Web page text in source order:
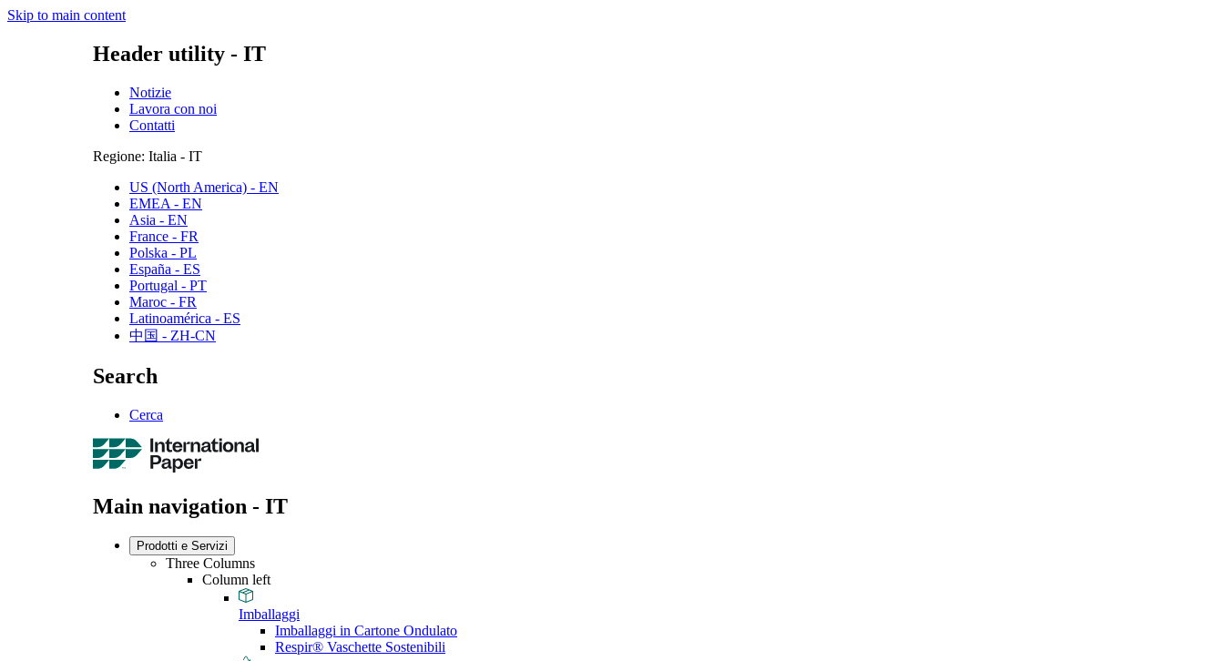
Skip to main content
Header utility - IT
Notizie
Lavora con noi
Contatti
Regione: Italia - IT
US (North America) - EN
EMEA - EN
Asia - EN
France - FR
Polska - PL
España - ES
Portugal - PT
Maroc - FR
Latinoamérica - ES
中国 - ZH-CN
Search
Cerca
Main navigation - IT
Prodotti e Servizi
Three Columns
Column left
Imballaggi
Imballaggi in Cartone Ondulato
Respir® Vaschette Sostenibili